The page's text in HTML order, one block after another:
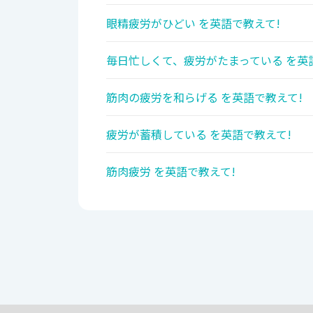
眼精疲労がひどい を英語で教えて!
毎日忙しくて、疲労がたまっている を英
筋肉の疲労を和らげる を英語で教えて!
疲労が蓄積している を英語で教えて!
筋肉疲労 を英語で教えて!